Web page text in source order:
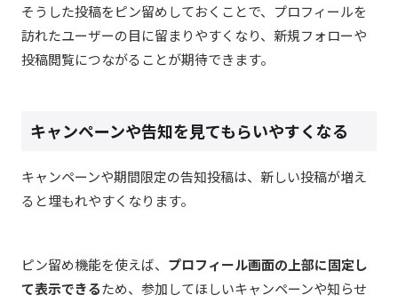
そうした投稿をピン留めしておくことで、プロフィールを
訪れたユーザーの目に留まりやすくなり、新規フォローや
投稿閲覧につながることが期待できます。
キャンペーンや告知を見てもらいやすくなる
キャンペーンや期間限定の告知投稿は、新しい投稿が増え
ると埋もれやすくなります。
ピン留め機能を使えば、 プロフィール画面の上部に固定し
て表示できるため、参加してほしいキャンペーンや知らせ